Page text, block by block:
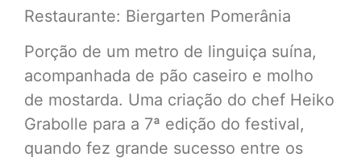
Restaurante: Biergarten Pomerânia
Porção de um metro de linguiça suína,
acompanhada de pão caseiro e molho
de mostarda. Uma criação do chef Heiko
Grabolle para a 7ª edição do festival,
quando fez grande sucesso entre os